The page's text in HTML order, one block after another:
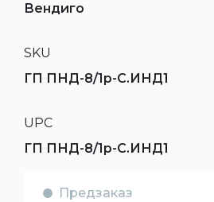
Вендиго
SKU
ГП ПНД-8/1р-С.ИНД1
UPC
ГП ПНД-8/1р-С.ИНД1
Предзаказ